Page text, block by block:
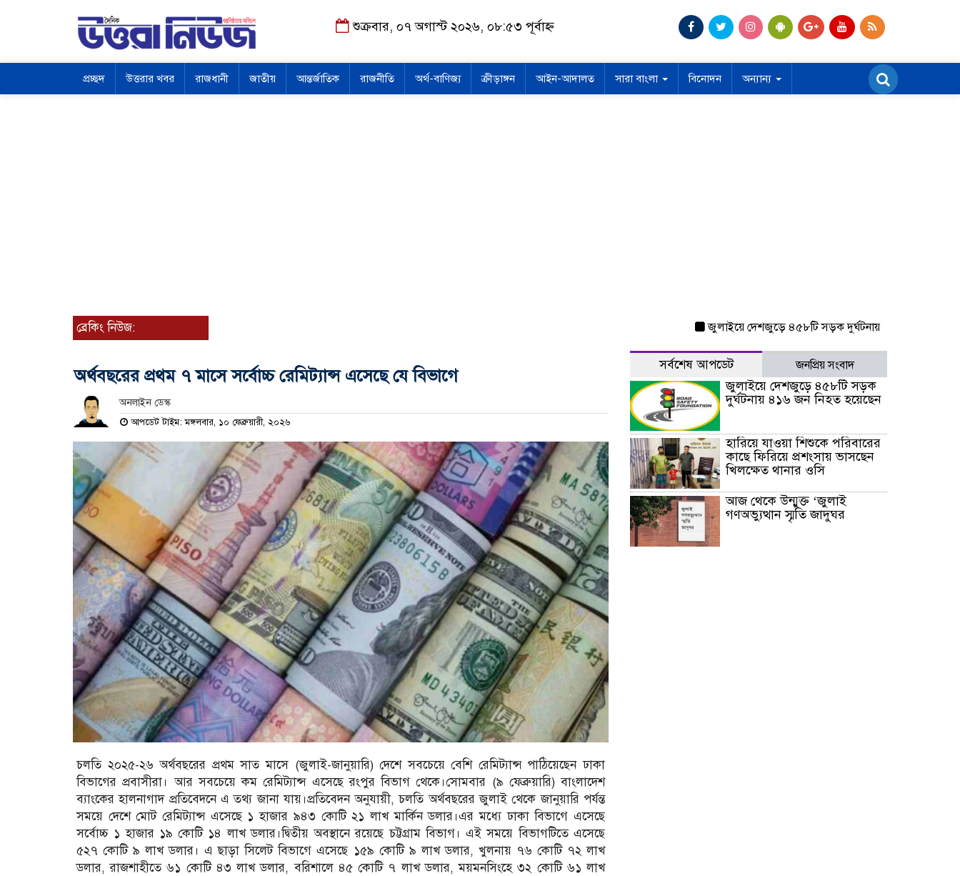
শুক্রবার, ০৭ অগাস্ট ২০২৬, ০৮:৫৩ পূর্বাহ্ন
প্রচ্ছদ উত্তরার খবর রাজধানী জাতীয় আন্তর্জাতিক রাজনীতি অর্থ-বাণিজ্য ক্রীড়াঙ্গন আইন-আদালত সারা বাংলা বিনোদন অন্যান্য
ব্রেকিং নিউজ: জুলাইয়ে দেশজুড়ে ৪৫৮টি সড়ক দুর্ঘটনায় ৪১৬ জন নিহত হয়েছেন
অর্থবছরের প্রথম ৭ মাসে সর্বোচ্চ রেমিট্যান্স এসেছে যে বিভাগে
অনলাইন ডেস্ক
আপডেট টাইম: মঙ্গলবার, ১০ ফেব্রুয়ারী, ২০২৬
চলতি ২০২৫-২৬ অর্থবছরের প্রথম সাত মাসে (জুলাই-জানুয়ারি) দেশে সবচেয়ে বেশি রেমিট্যান্স পাঠিয়েছেন ঢাকা
বিভাগের প্রবাসীরা। আর সবচেয়ে কম রেমিট্যান্স এসেছে রংপুর বিভাগ থেকে।সোমবার (৯ ফেব্রুয়ারি) বাংলাদেশ
ব্যাংকের হালনাগাদ প্রতিবেদনে এ তথ্য জানা যায়।প্রতিবেদন অনুযায়ী, চলতি অর্থবছরের জুলাই থেকে জানুয়ারি পর্যন্ত
সময়ে দেশে মোট রেমিট্যান্স এসেছে ১ হাজার ৯৪৩ কোটি ২১ লাখ মার্কিন ডলার।এর মধ্যে ঢাকা বিভাগে এসেছে
সর্বোচ্চ ১ হাজার ১৯ কোটি ১৪ লাখ ডলার।দ্বিতীয় অবস্থানে রয়েছে চট্টগ্রাম বিভাগ। এই সময়ে বিভাগটিতে এসেছে
৫২৭ কোটি ৯ লাখ ডলার। এ ছাড়া সিলেট বিভাগে এসেছে ১৫৯ কোটি ৯ লাখ ডলার, খুলনায় ৭৬ কোটি ৭২ লাখ
ডলার, রাজশাহীতে ৬১ কোটি ৪৩ লাখ ডলার, বরিশালে ৪৫ কোটি ৭ লাখ ডলার, ময়মনসিংহে ৩২ কোটি ৬১ লাখ
সর্বশেষ আপডেট জনপ্রিয় সংবাদ
জুলাইয়ে দেশজুড়ে ৪৫৮টি সড়ক
দুর্ঘটনায় ৪১৬ জন নিহত হয়েছেন
হারিয়ে যাওয়া শিশুকে পরিবারের
কাছে ফিরিয়ে প্রশংসায় ভাসছেন
খিলক্ষেত থানার ওসি
আজ থেকে উন্মুক্ত ‘জুলাই
গণঅভ্যুত্থান স্মৃতি জাদুঘর